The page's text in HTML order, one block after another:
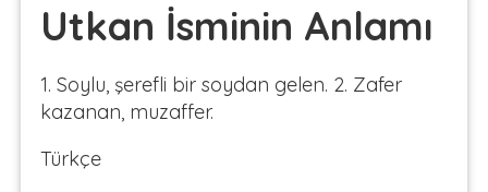
Utkan İsminin Anlamı
1. Soylu, şerefli bir soydan gelen. 2. Zafer
kazanan, muzaffer.
Türkçe